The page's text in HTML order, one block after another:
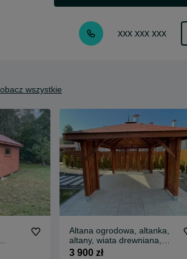
xxx xxx xxx
wszystkie
Altana ogrodowa, altanka,
altany, wiata drewniana,
pergola,altanki 3x4
3 900 zł